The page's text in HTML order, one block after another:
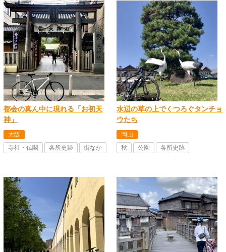
都会の真ん中に現れる「お初天
神」
大阪
寺社・仏閣
各所史跡 街なか
水辺の草の上でくつろぐタンチョ
ウたち
岡山
秋
公園 各所史跡